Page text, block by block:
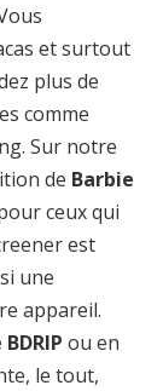
et surtout
plus de
comme
Sur notre
de Barbie
ceux qui
est
une
appareil.
ou en
le tout,